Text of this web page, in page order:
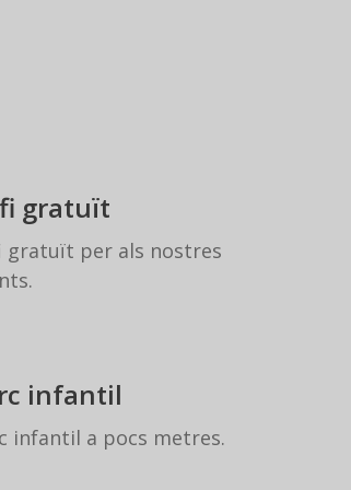
gratuït
gratuït per als nostres
infantil
infantil a pocs metres.